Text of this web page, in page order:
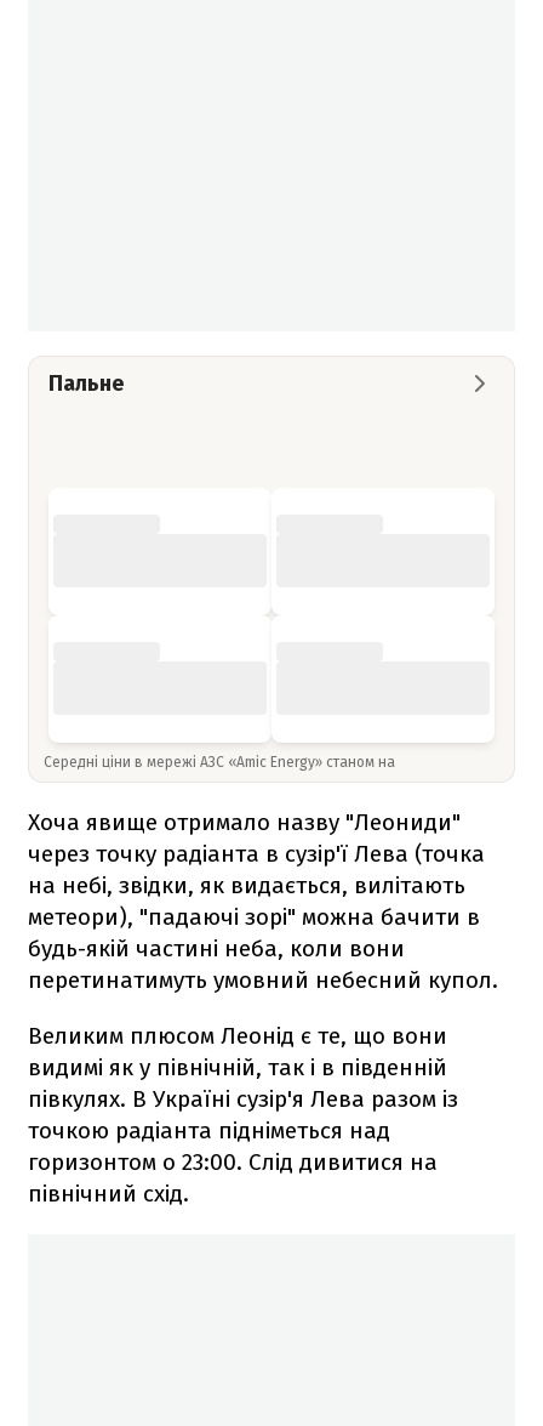
Пальне
Середні ціни в мережі АЗС «Amic Energy» станом на
Хоча явище отримало назву "Леониди"
через точку радіанта в сузір'ї Лева (точка
на небі, звідки, як видається, вилітають
метеори), "падаючі зорі" можна бачити в
будь-якій частині неба, коли вони
перетинатимуть умовний небесний купол.
Великим плюсом Леонід є те, що вони
видимі як у північній, так і в південній
півкулях. В Україні сузір'я Лева разом із
точкою радіанта підніметься над
горизонтом о 23:00. Слід дивитися на
північний схід.